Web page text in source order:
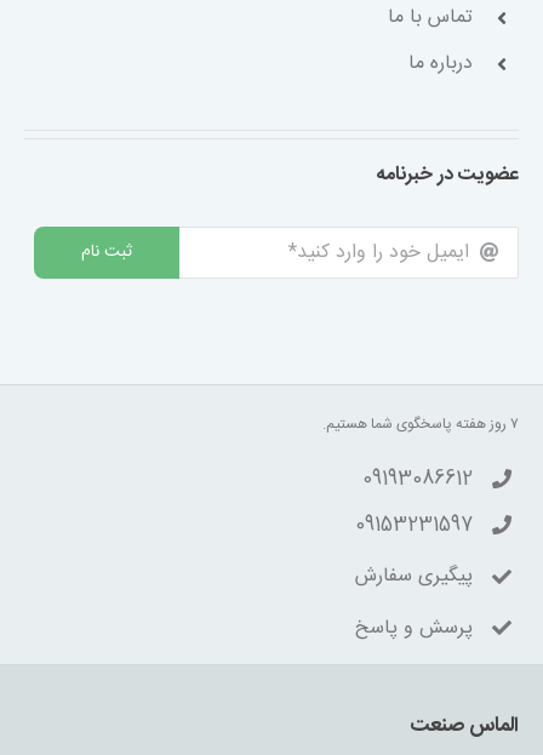
تماس با ما
درباره ما
عضویت در خبرنامه
ثبت نام
۷ روز هفته پاسخگوی شما هستیم.
09193086612
09153231597
پیگیری سفارش
پرسش و پاسخ
الماس صنعت